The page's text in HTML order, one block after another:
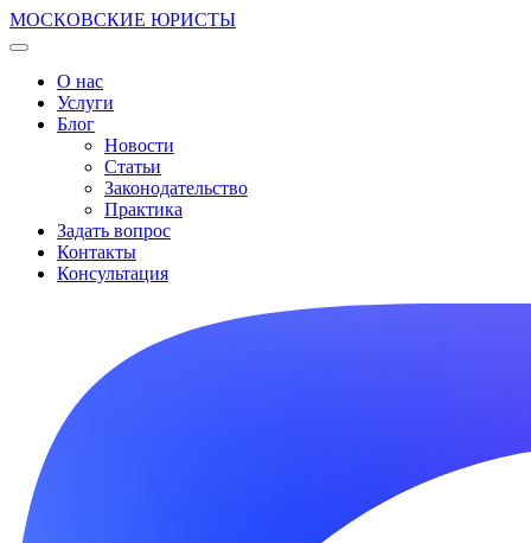
МОСКОВСКИЕ ЮРИСТЫ
О нас
Услуги
Блог
Новости
Статьи
Законодательство
Практика
Задать вопрос
Контакты
Консультация